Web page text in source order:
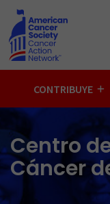
Skip to main content
CONTRIBUYE
Centro
Cáncer